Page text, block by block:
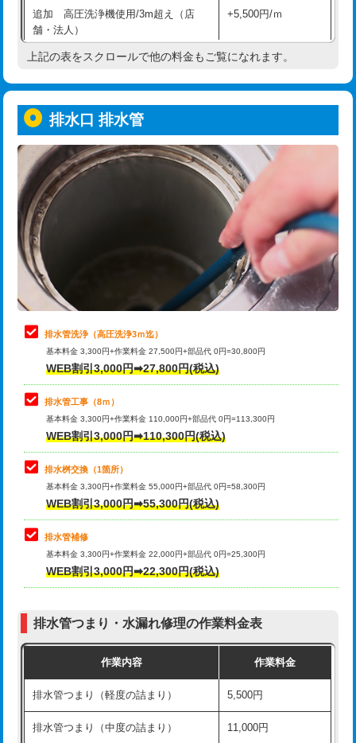
業)
給水管工事※（塩ビ管（VP・HI）使
用/3ｍまで)
用（追加）/3ｍ超え)
給水管工事※（ライニング鋼管・銅
管・ポリ管・HT管使用/3ｍまで)
44,000円
給水管工事※（ライニング鋼管・銅
管・ポリ管・HT管使用/3ｍ超え)
+8,800円
排水管工事（土の掘削・埋め戻し作
業）
11,000円~
排水管工事（排水管工事/3ｍまで） 55,000円
排水管工事（追加 排水管工事/3ｍ超
え）
マス交換（土の掘削・埋め戻し作業）
マス交換（深さ50㎝未満）
マス交換（深さ50㎝以上）
コンクリート斫り（厚さ10㎝まで）
コンクリート斫り（厚さ10㎝超え）
モルタル補修（厚さ10㎝まで）
モルタル補修（厚さ10㎝超え）
追加人工 16,500円
現場見積
※給水管工事は20mmまでの価格です。
追加 高圧洗浄機使用/3m超え（店
舗・法人）
+5,500円/ｍ
高度高圧洗浄換 現地調査
トーラー機使用/3mまで
追加トーラー機使用/3m超え +3,300円
カメラ調査 33,000円
桝清掃 8,800円
止水・漏水調査・防水処理・清掃・修
理・調整・分解・加工など（軽作業）
11,000円
止水・漏水調査・防水処理・清掃・修
理・調整・分解・加工など（中作業）
22,000円
止水・漏水調査・防水処理・清掃・修
理・調整・分解・加工など（重作業）
33,000円
その他部品の脱着
交換・取付（タンク）
交換・取付(単水栓（壁付・デッキ
式）)
交換・取付(混合水栓（壁付・デッキ
式・ワンホール）)
16,500円+材料費
交換・取付(排水栓・排水トラップ
交換・取付（その他部品） 11,000円+材料費
持込商品取付（単水栓） 13,200円
持込商品取付（混合水栓） 16,500円
持込商品取付（浄水器・分岐水栓） 16,500円
上記の表をスクロールで他の料金もご覧になれます。
排水口 排水管
排水管洗浄（高圧洗浄3ｍ迄）
基本料金 3,300円+作業料金 27,500円+部品代 0円=30,800円
WEB割引3,000円➡27,800円(税込)
排水管工事（8ｍ）
基本料金 3,300円+作業料金 110,000円+部品代 0円=113,300円
WEB割引3,000円➡110,300円(税込)
排水桝交換（1箇所）
基本料金 3,300円+作業料金 55,000円+部品代 0円=58,300円
WEB割引3,000円➡55,300円(税込)
排水管補修
基本料金 3,300円+作業料金 22,000円+部品代 0円=25,300円
WEB割引3,000円➡22,300円(税込)
排水管つまり・水漏れ修理の作業料金表
作業内容 作業料金
排水管つまり（軽度の詰まり） 5,500円
排水管つまり（中度の詰まり） 11,000円